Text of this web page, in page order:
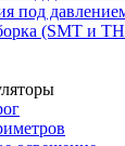
под
(SMT и